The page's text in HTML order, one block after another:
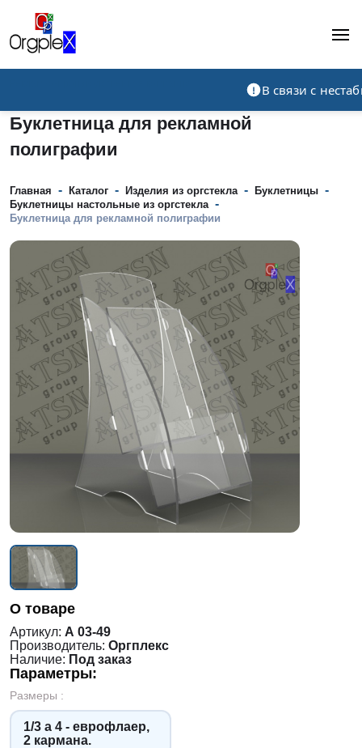
В связи с
Буклетница для рекламной
полиграфии
Главная - Каталог - Изделия из оргстекла - Буклетницы -
Буклетницы настольные из оргстекла -
Буклетница для рекламной полиграфии
О товаре
Артикул: А 03-49
Производитель: Оргплекс
Наличие: Под заказ
Параметры:
Размеры :
1/3 а 4 - еврофлаер,
2 кармана.